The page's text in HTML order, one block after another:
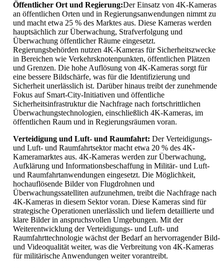
Öffentlicher Ort und Regierung:Der Einsatz von 4K-Kameras
an öffentlichen Orten und in Regierungsanwendungen nimmt zu
und macht etwa 25 % des Marktes aus. Diese Kameras werden
hauptsächlich zur Überwachung, Strafverfolgung und
Überwachung öffentlicher Räume eingesetzt.
Regierungsbehörden nutzen 4K-Kameras für Sicherheitszwecke
in Bereichen wie Verkehrsknotenpunkten, öffentlichen Plätzen
und Grenzen. Die hohe Auflösung von 4K-Kameras sorgt für
eine bessere Bildschärfe, was für die Identifizierung und
Sicherheit unerlässlich ist. Darüber hinaus treibt der zunehmende
Fokus auf Smart-City-Initiativen und öffentliche
Sicherheitsinfrastruktur die Nachfrage nach fortschrittlichen
Überwachungstechnologien, einschließlich 4K-Kameras, im
öffentlichen Raum und in Regierungsräumen voran.
Verteidigung und Luft- und Raumfahrt: Der Verteidigungs-
und Luft- und Raumfahrtsektor macht etwa 20 % des 4K-
Kameramarktes aus. 4K-Kameras werden zur Überwachung,
Aufklärung und Informationsbeschaffung in Militär- und Luft-
und Raumfahrtanwendungen eingesetzt. Die Möglichkeit,
hochauflösende Bilder von Flugdrohnen und
Überwachungssatelliten aufzunehmen, treibt die Nachfrage nach
4K-Kameras in diesem Sektor voran. Diese Kameras sind für
strategische Operationen unerlässlich und liefern detaillierte und
klare Bilder in anspruchsvollen Umgebungen. Mit der
Weiterentwicklung der Verteidigungs- und Luft- und
Raumfahrttechnologie wächst der Bedarf an hervorragender Bild-
und Videoqualität weiter, was die Verbreitung von 4K-Kameras
für militärische Anwendungen weiter vorantreibt.